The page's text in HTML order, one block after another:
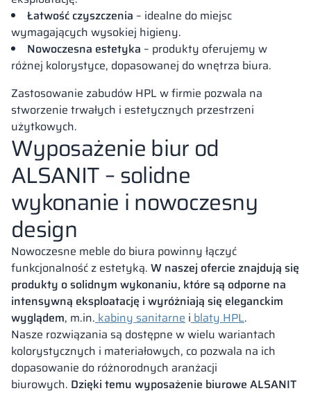
Łatwość czyszczenia – idealne do miejsc
wymagających wysokiej higieny.
Nowoczesna estetyka – produkty oferujemy w
różnej kolorystyce, dopasowanej do wnętrza biura.
Zastosowanie zabudów HPL w firmie pozwala na
stworzenie trwałych i estetycznych przestrzeni
użytkowych.
Wyposażenie biur od
ALSANIT – solidne
wykonanie i nowoczesny
design
Nowoczesne meble do biura powinny łączyć
funkcjonalność z estetyką. W naszej ofercie znajdują się
produkty o solidnym wykonaniu, które są odporne na
intensywną eksploatację i wyróżniają się eleganckim
wyglądem, m.in.kabiny sanitarne iblaty HPL.
Nasze rozwiązania są dostępne w wielu wariantach
kolorystycznych i materiałowych, co pozwala na ich
dopasowanie do różnorodnych aranżacji
biurowych. Dzięki temu wyposażenie biurowe ALSANIT